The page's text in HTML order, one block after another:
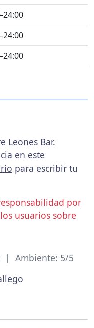
Leones Bar.
en este
para escribir tu
por
usuarios sobre
| Ambiente: 5/5